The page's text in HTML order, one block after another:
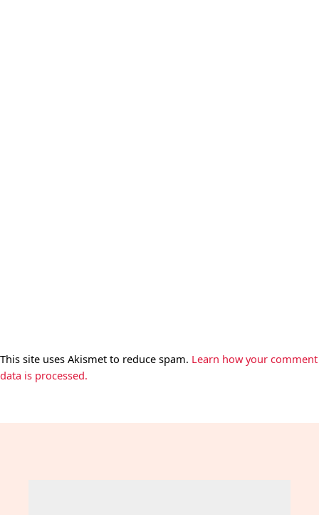
This site uses Akismet to reduce spam. Learn how your comment
data is processed.